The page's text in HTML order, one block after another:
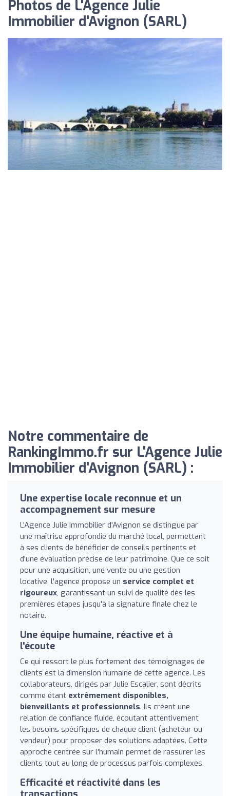
Photos de L'Agence Julie
Immobilier d'Avignon (SARL)
Notre commentaire de
RankingImmo.fr sur L'Agence Julie
Immobilier d'Avignon (SARL) :
Une expertise locale reconnue et un
accompagnement sur mesure
L'Agence Julie Immobilier d'Avignon se distingue par
une maîtrise approfondie du marché local, permettant
à ses clients de bénéficier de conseils pertinents et
d'une évaluation précise de leur patrimoine. Que ce soit
pour une acquisition, une vente ou une gestion
locative, l'agence propose un service complet et
rigoureux, garantissant un suivi de qualité dès les
premières étapes jusqu'à la signature finale chez le
notaire.
Une équipe humaine, réactive et à
l'écoute
Ce qui ressort le plus fortement des témoignages de
clients est la dimension humaine de cette agence. Les
collaborateurs, dirigés par Julie Escalier, sont décrits
comme étant extrêmement disponibles,
bienveillants et professionnels. Ils créent une
relation de confiance fluide, écoutant attentivement
les besoins spécifiques de chaque client (acheteur ou
vendeur) pour proposer des solutions adaptées. Cette
approche centrée sur l'humain permet de rassurer les
clients tout au long de processus parfois complexes.
Efficacité et réactivité dans les